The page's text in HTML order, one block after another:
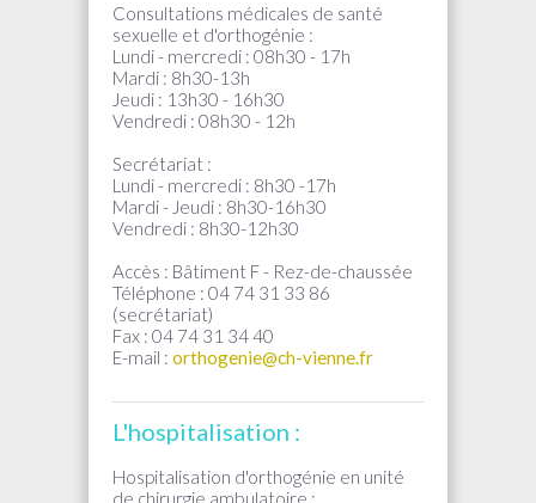
Consultations médicales de santé
sexuelle et d'orthogénie :
Lundi - mercredi : 08h30 - 17h
Mardi : 8h30-13h
Jeudi : 13h30 - 16h30
Vendredi : 08h30 - 12h
Secrétariat :
Lundi - mercredi : 8h30 -17h
Mardi - Jeudi : 8h30-16h30
Vendredi : 8h30-12h30
Accès : Bâtiment F - Rez-de-chaussée
Téléphone : 04 74 31 33 86
(secrétariat)
Fax : 04 74 31 34 40
E-mail : orthogenie@ch-vienne.fr
L'hospitalisation :
Hospitalisation d'orthogénie en unité
de chirurgie ambulatoire :